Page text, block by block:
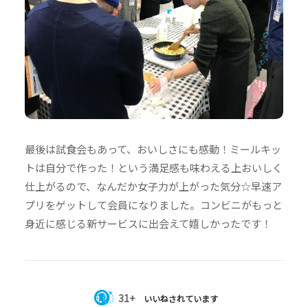
最後は試食会もあって、おいしさにも感動！ミールキッ
トは自分で作った！という満足感も味わえる上おいしく
仕上がるので、なんだか女子力が上がった気分☆早速ア
プリをゲットして会員になりました。コンビニがもっと
身近に感じる新サービスに出会えて嬉しかったです！
31+ いいねされています